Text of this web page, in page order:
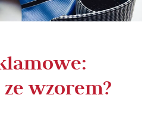
wzorem?